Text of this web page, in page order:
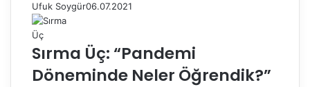
Ufuk Soygür06.07.2021
Sırma Üç: “Pandemi
Döneminde Neler Öğrendik?”